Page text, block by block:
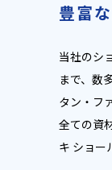
豊富
当社のシ
まで、数
タン・フ
全ての資
キ ショー